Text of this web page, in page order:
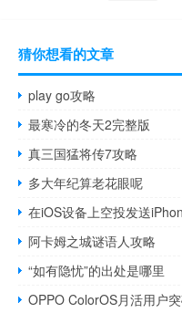
猜你想看的文章
play go攻略
最寒冷的冬天2完整版
真三国猛将传7攻略
多大年纪算老花眼呢
在iOS设备上空投发送
阿卡姆之城谜语人攻略
“如有隐忧”的出处是哪里